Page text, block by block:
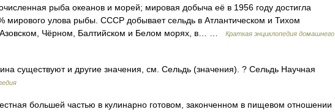
рыба океанов и морей; мировая добыча её в 1956 году достигла
мирового улова рыбы. СССР добывает сельдь в Атлантическом и Тихом
Азовском, Чёрном, Балтийском и Белом морях, в… …
Краткая энциклопедия домашнего
существуют и другие значения, см. Сельдь (значения). ? Сельдь Научная
большей частью в кулинарно готовом, законченном в пищевом отношении